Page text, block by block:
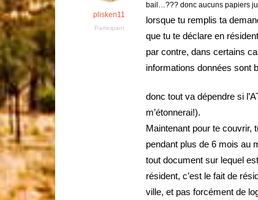
plisken11
Participant
bail…??? donc aucuns papiers
lorsque tu remplis ta
que tu te déclare en
par contre, dans certains
informations données sont
donc tout va dépendre si
m’étonnerai!).
Maintenant pour te couvrir,
pendant plus de 6 mois au
tout document sur lequel
résident, c’est le fait de
ville, et pas forcément de